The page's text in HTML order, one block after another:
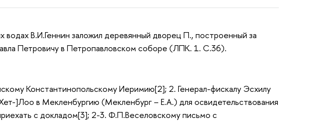
В.И.Геннин заложил деревянный дворец П., построенный за
Петровичу в Петропавловском соборе (ЛПК. 1. С.36).
Константинопольскому Иеримию[2]; 2. Генерал-фискалу Эсхилу
]Лоо в Мекленбургию (Мекленбург – Е.А.) для освидетельствования
с докладом[3]; 2-3. Ф.П.Веселовскому письмо с